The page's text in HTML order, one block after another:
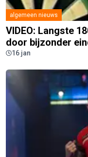
algemeen nieuws
VIDEO: Langste
door bijzonder
16 jan